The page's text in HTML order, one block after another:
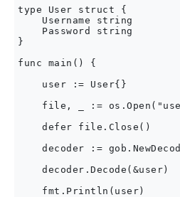
type User struct {
    Username string
    Password string
}
func main() {
    user := User{}
file, _ :=
    defer file.Close()
decoder :=
    decoder.Decode(&user)
    fmt.Println(user)